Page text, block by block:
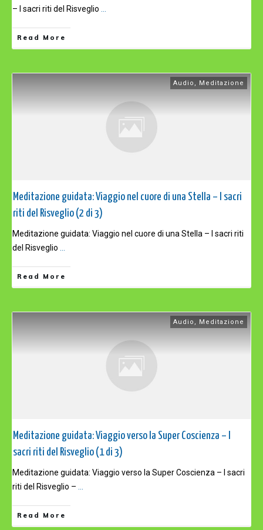
– I sacri riti del Risveglio
Read More
Audio , Meditazione
Meditazione guidata: Viaggio nel cuore di una Stella – I sacri
riti del Risveglio (2 di 3)
Meditazione guidata: Viaggio nel cuore di una Stella – I sacri riti
del Risveglio
Read More
Audio , Meditazione
Meditazione guidata: Viaggio verso la Super Coscienza – I
sacri riti del Risveglio (1 di 3)
Meditazione guidata: Viaggio verso la Super Coscienza – I sacri
riti del Risveglio –
Read More